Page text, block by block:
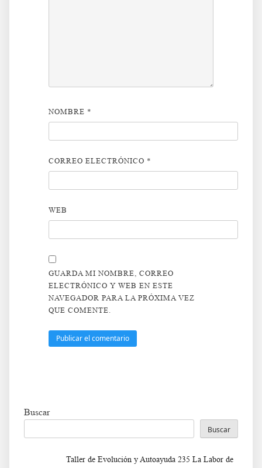
NOMBRE *
CORREO ELECTRÓNICO *
WEB
GUARDA MI NOMBRE, CORREO
ELECTRÓNICO Y WEB EN ESTE
NAVEGADOR PARA LA PRÓXIMA VEZ
QUE COMENTE.
Buscar
Buscar
Taller de Evolución y Autoayuda 235 La Labor de